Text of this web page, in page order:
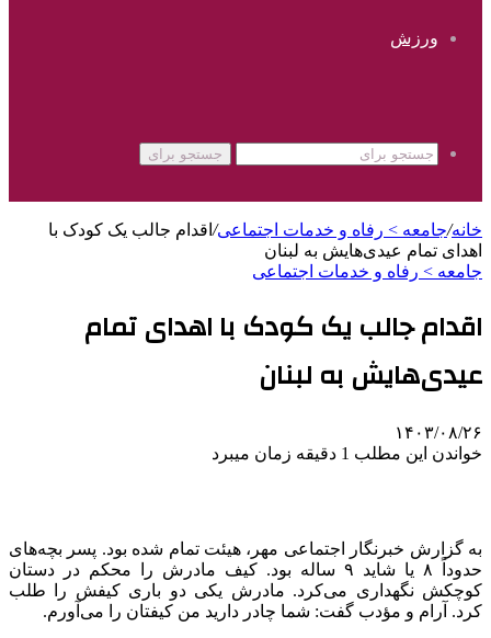
ورزش
جستجو برای
خانه/جامعه > رفاه و خدمات اجتماعی/ اقدام جالب یک کودک با
اهدای تمام عیدی‌هایش به لبنان
جامعه > رفاه و خدمات اجتماعی
اقدام جالب یک کودک با اهدای تمام
عیدی‌هایش به لبنان
۱۴۰۳/۰۸/۲۶
خواندن این مطلب 1 دقیقه زمان میبرد
به گزارش خبرنگار اجتماعی مهر، هیئت تمام شده بود. پسر بچه‌های
حدوداً ۸ یا شاید ۹ ساله بود. کیف مادرش را محکم در دستان
کوچکش نگهداری می‌کرد. مادرش یکی دو باری کیفش را طلب
کرد. آرام و مؤدب گفت: شما چادر دارید من کیفتان را می‌آورم.